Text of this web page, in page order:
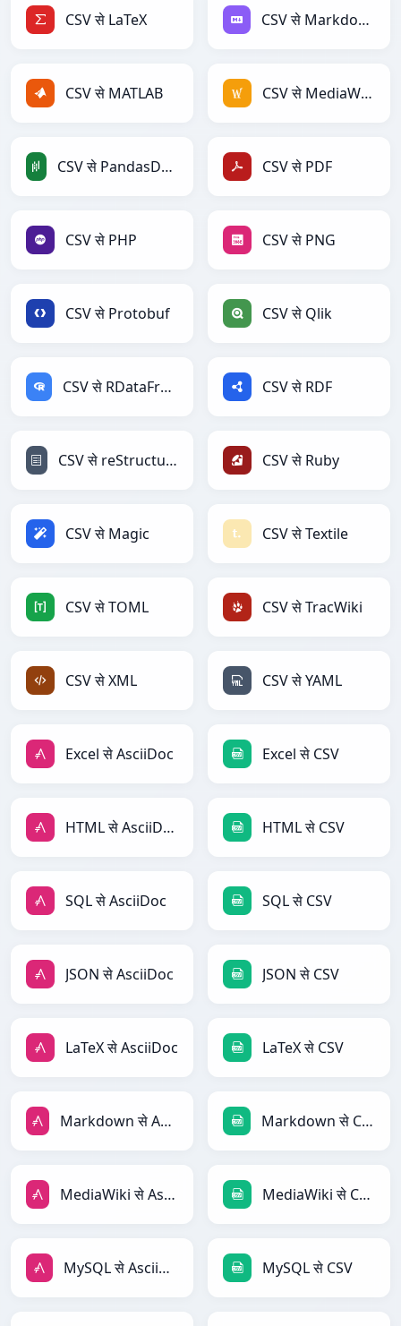
CSV से LaTeX CSV से Markdown
CSV से MATLAB CSV से MediaWiki
CSV से PandasDataFrame CSV से PDF
CSV से PHP CSV से PNG
CSV से Protobuf CSV से Qlik
CSV से RDataFrame CSV से RDF
CSV से reStructuredText CSV से Ruby
CSV से Magic CSV से Textile
CSV से TOML CSV से TracWiki
CSV से XML CSV से YAML
Excel से AsciiDoc Excel से CSV
HTML से AsciiDoc HTML से CSV
SQL से AsciiDoc SQL से CSV
JSON से AsciiDoc JSON से CSV
LaTeX से AsciiDoc LaTeX से CSV
Markdown से AsciiDoc Markdown से CSV
MediaWiki से AsciiDoc MediaWiki से CSV
MySQL से AsciiDoc MySQL से CSV